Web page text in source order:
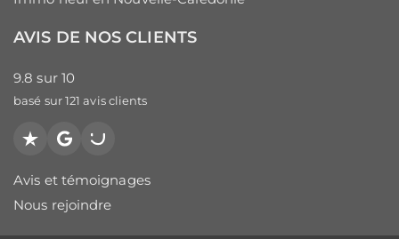
AVIS DE NOS CLIENTS
9.8 sur 10
basé sur 121 avis clients
Trustpilot
GooglePagesJaunes
Avis et témoignages
Nous rejoindre